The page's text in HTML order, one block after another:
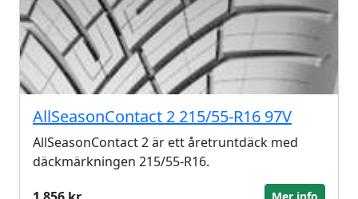
AllSeasonContact 2 215/55-R16 97V
AllSeasonContact 2 är ett åretruntdäck med
däckmärkningen 215/55-R16.